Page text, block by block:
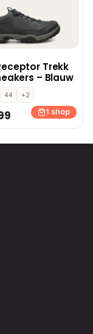
Trekk
– Blauw
44
+2
1 shop